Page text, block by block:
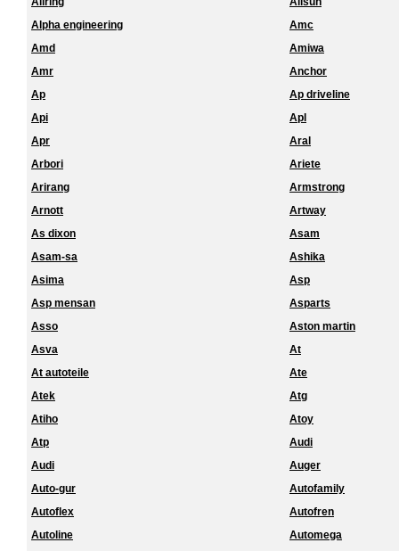
Alpha engineering
Amc
Amd
Amiwa
Amr
Anchor
Ap
Ap driveline
Api
Apl
Apr
Aral
Arbori
Ariete
Arirang
Armstrong
Arnott
Artway
As dixon
Asam
Asam-sa
Ashika
Asima
Asp
Asp mensan
Asparts
Asso
Aston martin
Asva
At
At autoteile
Ate
Atek
Atg
Atiho
Atoy
Atp
Audi
Audi
Auger
Auto-gur
Autofamily
Autoflex
Autofren
Autoline
Automega